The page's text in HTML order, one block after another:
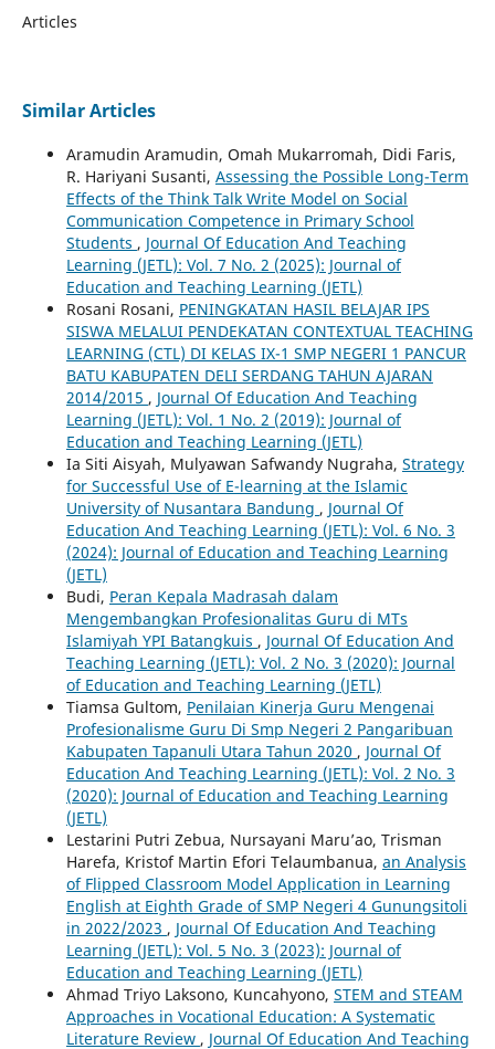
Articles
Similar Articles
Aramudin Aramudin, Omah Mukarromah, Didi Faris,
R. Hariyani Susanti, Assessing the Possible Long-Term
Effects of the Think Talk Write Model on Social
Communication Competence in Primary School
Students , Journal Of Education And Teaching
Learning (JETL): Vol. 7 No. 2 (2025): Journal of
Education and Teaching Learning (JETL)
Rosani Rosani, PENINGKATAN HASIL BELAJAR IPS
SISWA MELALUI PENDEKATAN CONTEXTUAL TEACHING
LEARNING (CTL) DI KELAS IX-1 SMP NEGERI 1 PANCUR
BATU KABUPATEN DELI SERDANG TAHUN AJARAN
2014/2015 , Journal Of Education And Teaching
Learning (JETL): Vol. 1 No. 2 (2019): Journal of
Education and Teaching Learning (JETL)
Ia Siti Aisyah, Mulyawan Safwandy Nugraha, Strategy
for Successful Use of E-learning at the Islamic
University of Nusantara Bandung , Journal Of
Education And Teaching Learning (JETL): Vol. 6 No. 3
(2024): Journal of Education and Teaching Learning
(JETL)
Budi, Peran Kepala Madrasah dalam
Mengembangkan Profesionalitas Guru di MTs
Islamiyah YPI Batangkuis , Journal Of Education And
Teaching Learning (JETL): Vol. 2 No. 3 (2020): Journal
of Education and Teaching Learning (JETL)
Tiamsa Gultom, Penilaian Kinerja Guru Mengenai
Profesionalisme Guru Di Smp Negeri 2 Pangaribuan
Kabupaten Tapanuli Utara Tahun 2020 , Journal Of
Education And Teaching Learning (JETL): Vol. 2 No. 3
(2020): Journal of Education and Teaching Learning
(JETL)
Lestarini Putri Zebua, Nursayani Maru’ao, Trisman
Harefa, Kristof Martin Efori Telaumbanua, an Analysis
of Flipped Classroom Model Application in Learning
English at Eighth Grade of SMP Negeri 4 Gunungsitoli
in 2022/2023 , Journal Of Education And Teaching
Learning (JETL): Vol. 5 No. 3 (2023): Journal of
Education and Teaching Learning (JETL)
Ahmad Triyo Laksono, Kuncahyono, STEM and STEAM
Approaches in Vocational Education: A Systematic
Literature Review , Journal Of Education And Teaching